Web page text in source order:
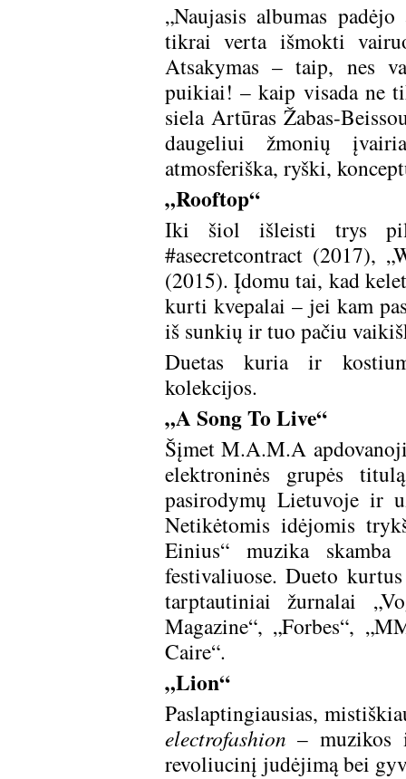
„Naujasis albumas
tikrai verta išmokti
Atsakymas – taip, nes
puikiai! – kaip visada ne
siela Artūras Žabas-
daugeliui žmonių
atmosferiška, ryški,
„Rooftop“
Iki šiol išleisti trys
#asecretcontract (2017),
(2015). Įdomu tai, kad
kurti kvepalai – jei kam
iš sunkių ir tuo pačiu
Duetas kuria ir
kolekcijos.
„A Song To Live“
Šįmet M.A.M.A
elektroninės grupės
pasirodymų Lietuvoje ir
Netikėtomis idėjomis
Einius“ muzika
festivaliuose. Dueto
tarptautiniai žurnalai
Magazine“, „Forbes“,
Caire“.
„Lion“
Paslaptingiausias,
electrofashion – muzikos
revoliucinį judėjimą bei